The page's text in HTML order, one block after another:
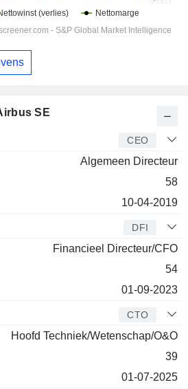
SE
CEO
Algemeen Directeur
58
10-04-2019
DFI
Financieel Directeur/CFO
54
01-09-2023
CTO
Hoofd Techniek/Wetenschap/O&O
39
01-07-2025